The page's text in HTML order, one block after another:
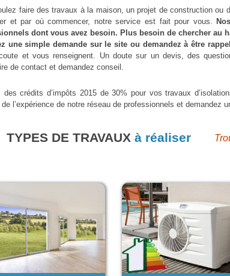
faire des travaux à la maison, un projet de construction ou
et par où commencer, notre service est fait pour vous.
dont vous avez besoin. Plus besoin de chercher au
une simple demande sur le site ou demandez à être
et vous renseignent. Un doute sur un devis, des
de contact et demandez conseil.
des crédits d’impôts 2015 de 30% pour vos travaux
l’expérience de notre réseau de professionnels et demandez
TYPES DE TRAVAUX à réaliser